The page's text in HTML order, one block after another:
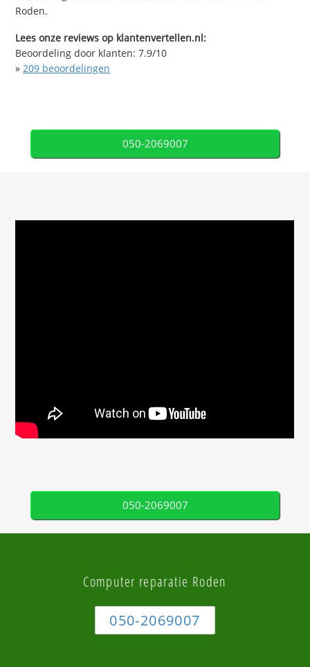
Roden.
Lees onze reviews op klantenvertellen.nl:
Beoordeling door klanten:7.9/10
»209 beoordelingen
050-2069007
050-2069007
Computer reparatie Roden
050-2069007